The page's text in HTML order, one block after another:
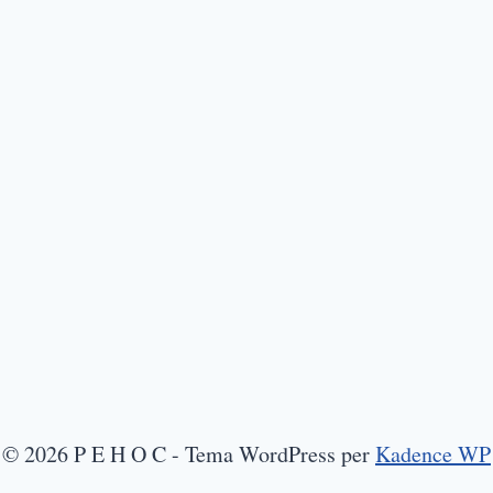
© 2026 P E H O C - Tema WordPress perKadence WP